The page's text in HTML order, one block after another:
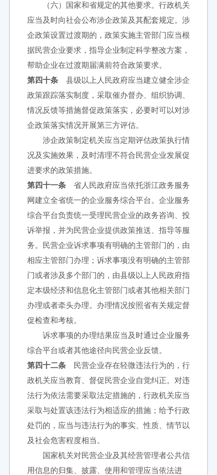
（六）国家和省规定的其他要求。行政机关
应当及时向社会公布涉企政策及其配套规定。涉
企政策设置过渡期的，政策实施主管部门应当根
据民营企业要求，指导企业制定科学整改方案，
帮助企业在过渡期届满前符合政策要求。
第四十条 县级以上人民政府应当建立健全涉企
政策跟踪落实制度，采取催办督办、组织协调、
情况反馈等措施督促政策落实，必要时可以对涉
企政策落实情况开展第三方评估。
涉企政策制定机关应当定期评估政策执行情
况及实施效果，及时清理不符合民营企业发展促
进要求的政策措施。
第四十一条 省人民政府应当依托浙江政务服务
网建立全省统一的企业服务综合平台。企业服务
综合平台负责统一受理民营企业的政务咨询、投
诉举报，并为民营企业提供政策推送、指导等服
务。民营企业诉求事项有明确的主管部门的，由
相应主管部门办理；诉求事项没有明确的主管部
门或者涉及多个部门的，由县级以上人民政府指
定本级经济和信息化主管部门或者其他相关部门
办理或者牵头办理。办理情况按照省有关规定督
促检查和考核。
诉求事项的办理结果应当及时通过企业服务
综合平台或者其他途径向民营企业反馈。
第四十二条 民营企业存在轻微违法行为的，行
政机关应当教育、督促民营企业自觉纠正。对违
法行为依法需要采取法定措施的，行政机关应当
采取与处置该违法行为相适应的措施；给予行政
处罚的，应当与违法行为的事实、性质、情节以
及社会危害程度相当。
国家机关对民营企业及其经营管理者公共信
用信息的归集、披露、使用和管理应当依法进